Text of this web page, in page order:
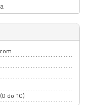
do 10)